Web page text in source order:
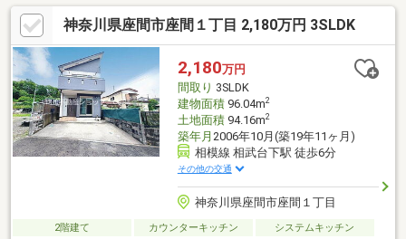
神奈川県座間市座間１丁目 2,180万円 3SLDK
2,180万円
間取り 3SLDK
建物面積96.04m2
土地面積94.16m2
築年月 2006年10月(築19年11ヶ月)
相模線 相武台下駅 徒歩6分
その他の交通
神奈川県座間市座間１丁目
2階建て カウンターキッチン システムキッチン